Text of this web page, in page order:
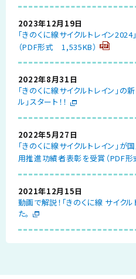
2023年12月19日
「きのくに線サイクルトレイン
（PDF形式 1,535KB）
2022年8月31日
「きのくに線サイクルトレイン」
ル」スタート！！
2022年5月27日
「きのくに線サイクルトレイン」
用推進功績者表彰を受賞（PDF形
2021年12月15日
動画で解説！「きのくに線 サイク
た。